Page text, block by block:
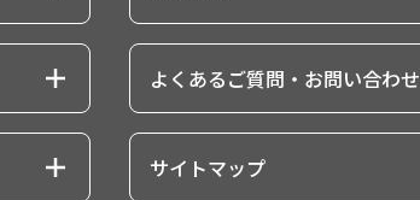
よくあるご質問・お問い合わせ
お問い合わせトップ
サイトマップ